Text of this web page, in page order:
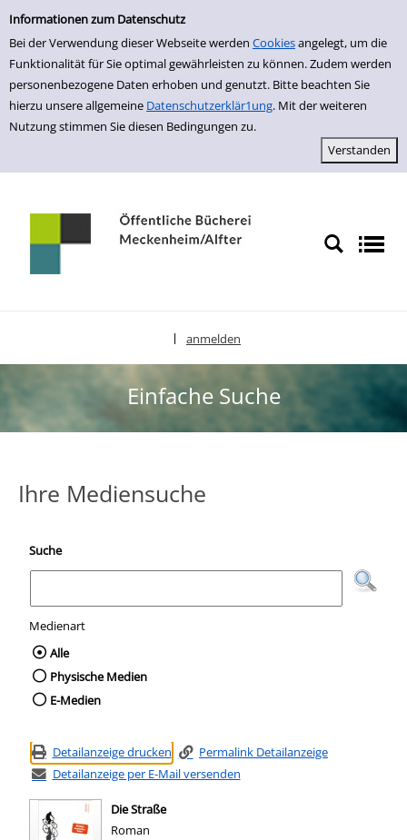
Einfache Suche
Informationen zum Datenschutz
Bei der Verwendung dieser Webseite werden Cookiesangelegt, um die
Funktionalität für Sie optimal gewährleisten zu können. Zudem werden
personenbezogene Daten erhoben und genutzt. Bitte beachten Sie
hierzu unsere allgemeine Datenschutzerklär1ung. Mit der weiteren
Nutzung stimmen Sie diesen Bedingungen zu.
zur Navigation springen
zum Inhalt springen
Zur Detailanzeige springen
anmelden
Einfache Suche
Ihre Mediensuche
Suche
Medienart
Wählen Sie die Medienart nach der Sie
Alle
Physische Medien
E-Medien
Detailanzeige drucken
Permalink Detailanzeige
Detailanzeige per E-Mail versenden
Die Straße
Roman